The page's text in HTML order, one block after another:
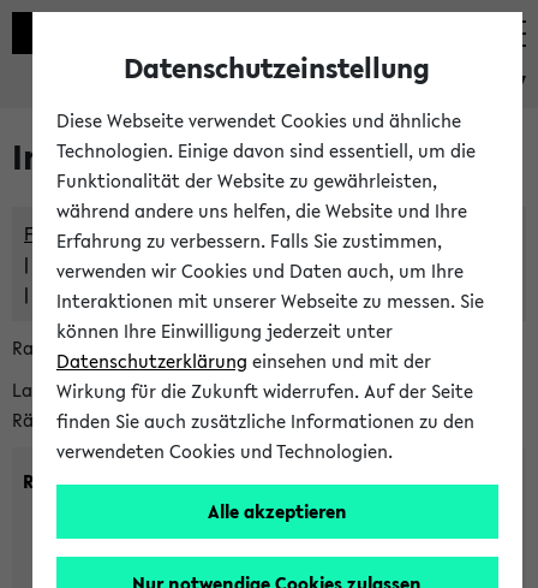
eKVV
Im eKVV verwaltete Räume
Freie Räume und Veranstaltungsüberschneidungen
Raumüberschneidungen
Hinweise der zentralen Raumvergabe
Raumanfragen:
raumvergabe@uni-bielefeld.de
Lassen Sie sich alle Räume anzeigen oder suchen Sie nach
Räumen mit bestimmten Eigenschaften:
Raumkriterien:
Datenschutzeinstellung
Diese Webseite verwendet Cookies und ähnliche
Technologien. Einige davon sind essentiell, um die
Funktionalität der Website zu gewährleisten,
während andere uns helfen, die Website und Ihre
Erfahrung zu verbessern. Falls Sie zustimmen,
verwenden wir Cookies und Daten auch, um Ihre
Interaktionen mit unserer Webseite zu messen. Sie
können Ihre Einwilligung jederzeit unter
Datenschutzerklärung einsehen und mit der
Wirkung für die Zukunft widerrufen. Auf der Seite
finden Sie auch zusätzliche Informationen zu den
verwendeten Cookies und Technologien.
Alle akzeptieren